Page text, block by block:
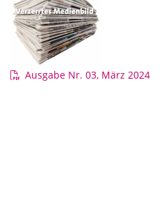
Ausgabe Nr. 03, März 2024